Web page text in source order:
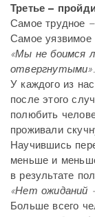
Третье –
Самое трудное
Самое уязвимое
«Мы не боимся
отвергнутыми».
У каждого из
после этого
полюбить
проживали
Научившись
меньше и
в результате
«Нет ожиданий
Больше всего